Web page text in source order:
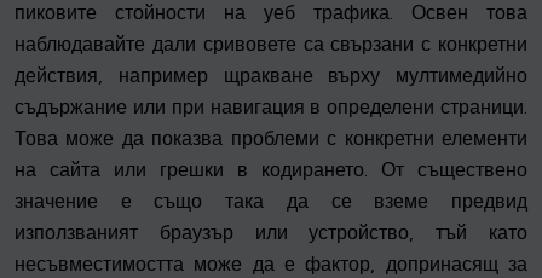
пиковите стойности на уеб трафика. Освен това
наблюдавайте дали сривовете са свързани с конкретни
действия, например щракване върху мултимедийно
съдържание или при навигация в определени страници.
Това може да показва проблеми с конкретни елементи
на сайта или грешки в кодирането. От съществено
значение е също така да се вземе предвид
използваният браузър или устройство, тъй като
несъвместимостта може да е фактор, допринасящ за